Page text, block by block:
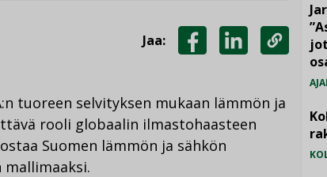
Jaa:
KOPIOI
LINKKI
tuoreen selvityksen mukaan lämmön ja
rooli globaalin ilmastohaasteen
Suomen lämmön ja sähkön